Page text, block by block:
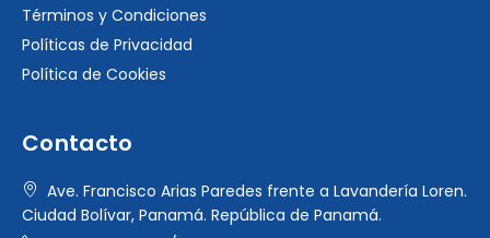
Términos y Condiciones
Políticas de Privacidad
Política de Cookies
Contacto
Ave. Francisco Arias Paredes frente a Lavandería Loren.
Ciudad Bolívar, Panamá. República de Panamá.